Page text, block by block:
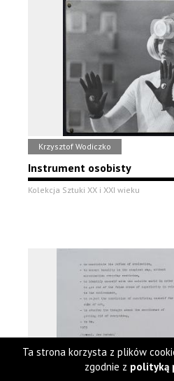
Krzysztof Wodiczko
Instrument osobisty
Kolekcja Sztuki XX i XXI wieku
Ta strona korzysta z plików
zgodnie z polityką